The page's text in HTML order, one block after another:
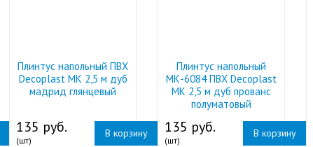
Плинтус напольный ПВХ
Decoplast МК 2,5 м дуб
мадрид глянцевый
135 руб.
(шт)
В корзину
Плинтус напольный
МК-6084 ПВХ Decoplast
МК 2,5 м дуб прованс
полуматовый
135 руб.
(шт)
В корзину